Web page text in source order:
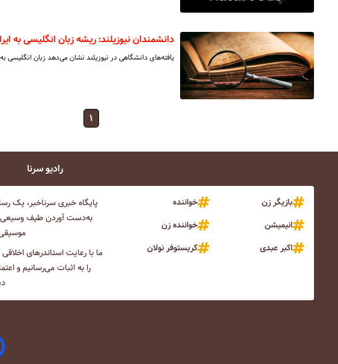
دانشمندان نیوزیلند: ریشه زبان انگلیسی به
یافته‌های دانشگاهی در نیوزیلند نشان می‌دهد زبان انگلیسی به 8 هزار سال پیش در ایران بازمی‌گردد.
۱
رادیو سرنا
بازیگر زن
خواننده
انیمیشن
خواننده زن
اکبر عبدی
کریستوفر نولان
پایگاه خبری سرناخبر، یک
به‌دست آوردن طیف وسیعی از
ما با رعایت استاندرهای
را به اثبات می‌رسانیم و